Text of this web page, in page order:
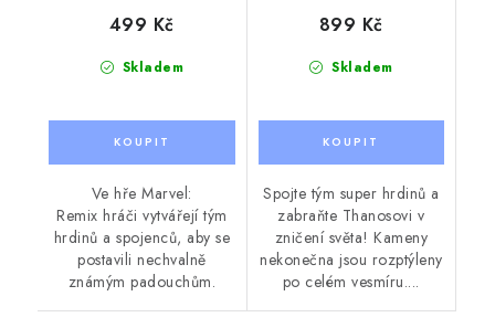
Skladem
499 Kč
Ve hře Marvel:
Remix hráči vytvářejí tým
hrdinů a spojenců, aby se
postavili nechvalně
známým padouchům.
Skladem
899 Kč
Spojte tým super hrdinů a
zabraňte Thanosovi v
zničení světa! Kameny
nekonečna jsou rozptýleny
po celém vesmíru....